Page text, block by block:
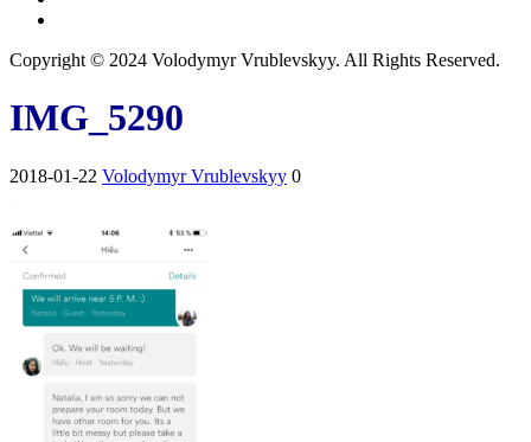
Copyright © 2024 Volodymyr Vrublevskyy. All Rights Reserved.
IMG_5290
2018-01-22 Volodymyr Vrublevskyy 0